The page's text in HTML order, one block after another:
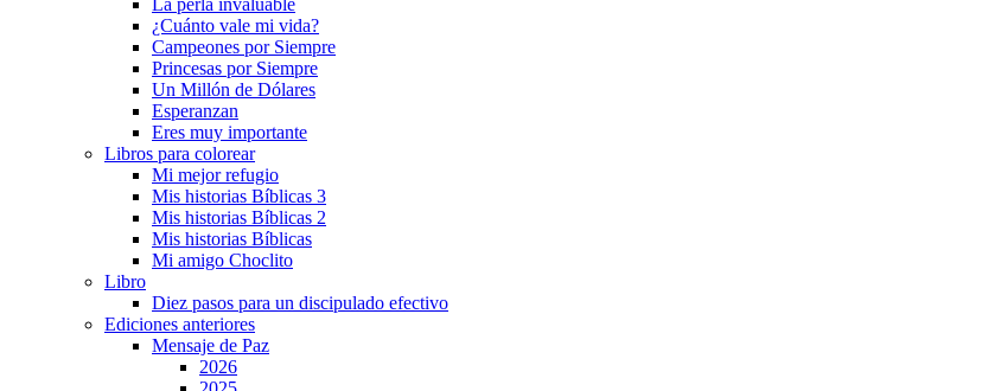
La perla invaluable
¿Cuánto vale mi vida?
Campeones por Siempre
Princesas por Siempre
Un Millón de Dólares
Esperanzan
Eres muy importante
Libros para colorear
Mi mejor refugio
Mis historias Bíblicas 3
Mis historias Bíblicas 2
Mis historias Bíblicas
Mi amigo Choclito
Libro
Diez pasos para un discipulado efectivo
Ediciones anteriores
Mensaje de Paz
2026